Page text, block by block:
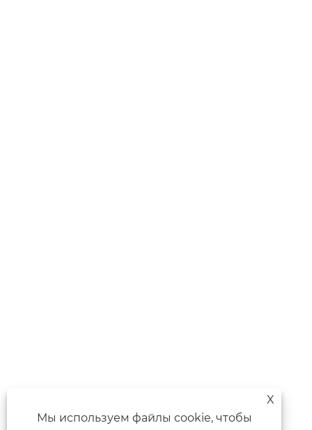
X
Мы используем файлы cookie, чтобы